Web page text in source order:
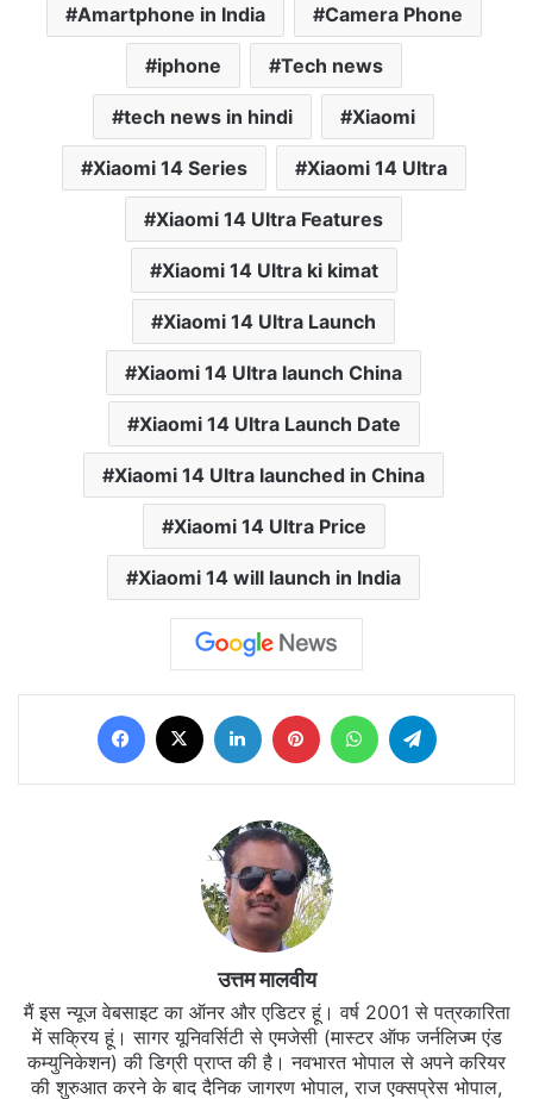
Amartphone in India Camera Phone
iphone Tech news
tech news in hindi Xiaomi
Xiaomi 14 Series Xiaomi 14 Ultra
Xiaomi 14 Ultra Features
Xiaomi 14 Ultra ki kimat
Xiaomi 14 Ultra Launch
Xiaomi 14 Ultra launch China
Xiaomi 14 Ultra Launch Date
Xiaomi 14 Ultra launched in China
Xiaomi 14 Ultra Price
Xiaomi 14 will launch in India
Facebook LinkedIn PinterestWhatsApp
उत्तम मालवीय
मैं इस न्यूज वेबसाइट का ऑनर और एडिटर हूं। वर्ष 2001 से पत्रकारिता
में सक्रिय हूं। सागर यूनिवर्सिटी से एमजेसी (मास्टर ऑफ जर्नलिज्म एंड
कम्युनिकेशन) की डिग्री प्राप्त की है। नवभारत भोपाल से अपने करियर
की शुरुआत करने के बाद दैनिक जागरण भोपाल, राज एक्सप्रेस भोपाल,